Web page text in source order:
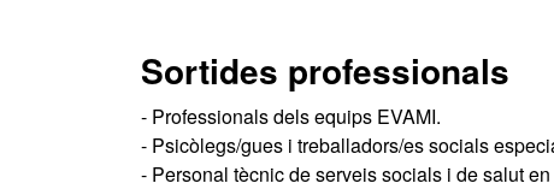
Sortides professionals
- Professionals dels equips EVAMI.
- Psicòlegs/gues i treballadors/es socials
- Personal tècnic de serveis socials i de salut